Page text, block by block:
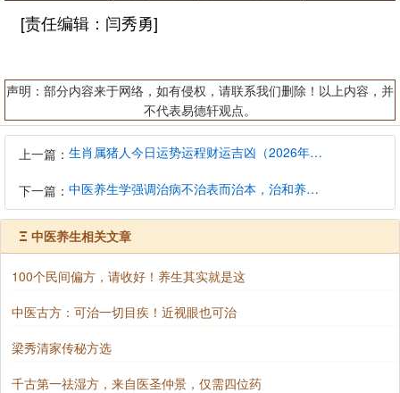
[责任编辑：闫秀勇]
声明：部分内容来于网络，如有侵权，请联系我们删除！以上内容，并
不代表易德轩观点。
上一篇： 生肖属猪人今日运势运程财运吉凶（2026年8月7日）详解查询
下一篇： 中医养生学强调治病不治表而治本，治和养兼顾是有必要的
Ξ 中医养生相关文章
100个民间偏方，请收好！养生其实就是这
中医古方：可治一切目疾！近视眼也可治
梁秀清家传秘方选
千古第一祛湿方，来自医圣仲景，仅需四位药